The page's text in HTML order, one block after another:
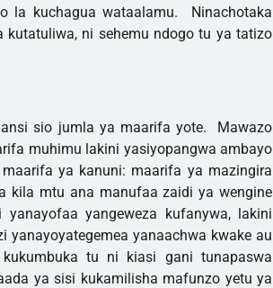
la kuchagua wataalamu. Ninachotaka
ni sehemu ndogo tu ya tatizo
sio jumla ya maarifa yote. Mawazo
muhimu lakini yasiyopangwa ambayo
ya kanuni: maarifa ya mazingira
kila mtu ana manufaa zaidi ya wengine
yangeweza kufanywa, lakini
yanaachwa kwake au
tu ni kiasi gani tunapaswa
ya sisi kukamilisha mafunzo yetu ya